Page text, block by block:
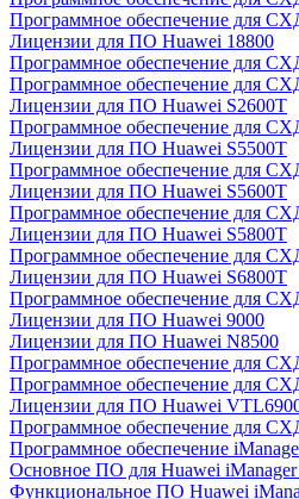
Программное обеспечение для
Лицензии для ПО Huawei 18800
Программное обеспечение для
Программное обеспечение для
Лицензии для ПО Huawei S2600T
Программное обеспечение для
Лицензии для ПО Huawei S5500T
Программное обеспечение для
Лицензии для ПО Huawei S5600T
Программное обеспечение для
Лицензии для ПО Huawei S5800T
Программное обеспечение для
Лицензии для ПО Huawei S6800T
Программное обеспечение для
Лицензии для ПО Huawei 9000
Лицензии для ПО Huawei N8500
Программное обеспечение для
Программное обеспечение для
Лицензии для ПО Huawei
Программное обеспечение для
Программное обеспечение
Основное ПО для Huawei
Функциональное ПО Huawei